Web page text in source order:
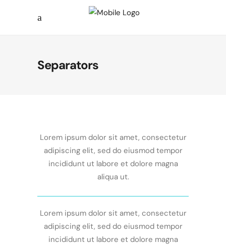
Separators
Lorem ipsum dolor sit amet, consectetur
adipiscing elit, sed do eiusmod tempor
incididunt ut labore et dolore magna
aliqua ut.
Lorem ipsum dolor sit amet, consectetur
adipiscing elit, sed do eiusmod tempor
incididunt ut labore et dolore magna